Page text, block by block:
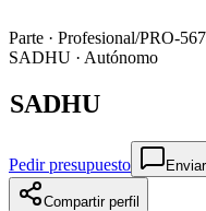
Parte · Profesional/PRO-
SADHU · Autónomo
SADHU
Pedir presupuesto
Compartir perfil